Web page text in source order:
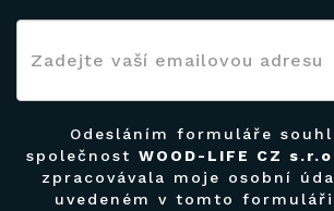
Odesláním formuláře
společnost WOOD-LIFE CZ
zpracovávala moje osobní
uvedeném v tomto